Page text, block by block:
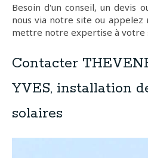
Besoin d'un conseil, un devis
nous via notre site ou appelez
mettre notre expertise à votre
Contacter
YVES, installation
solaires